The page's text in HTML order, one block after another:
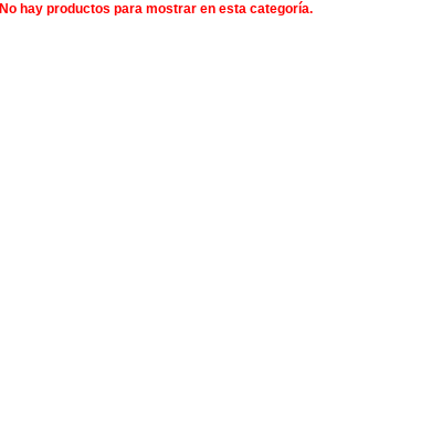
No hay productos para mostrar en esta categoría.